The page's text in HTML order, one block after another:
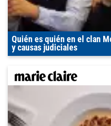
Quién es quién en el clan
y causas judiciales